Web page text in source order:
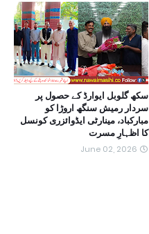
سکھ گلوبل ایوارڈ کے حصول پر
سردار رمیش سنگھ اروڑا کو
مبارکباد، مینارٹی ایڈوائزری کونسل
کا اظہارِ مسرت
June 02, 2026